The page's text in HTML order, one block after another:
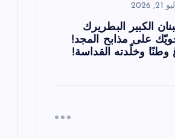
2026
الكبير البطريرك
على مذابح المجد!
وخلّدته القداسة!